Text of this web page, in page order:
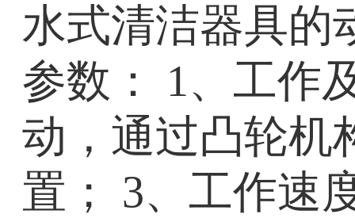
水式清洁器具的
参数： 1、工作
动，通过凸轮机
置； 3、工作速